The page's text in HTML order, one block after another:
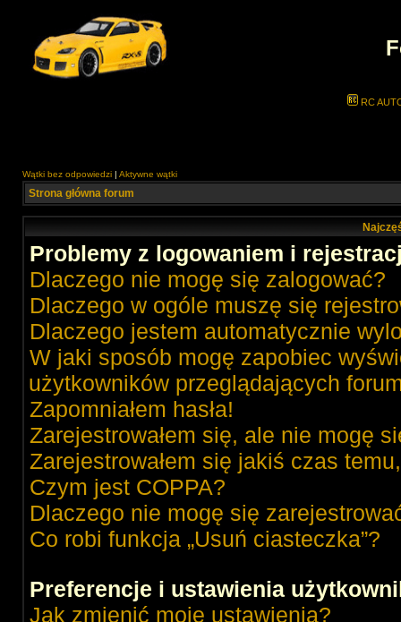
RC
Wątki bez odpowiedzi | Aktywne wątki
Strona główna forum
Problemy z logowaniem i
Dlaczego nie mogę się zalogować?
Dlaczego w ogóle muszę się
Dlaczego jestem automatycznie
W jaki sposób mogę zapobiec
użytkowników przeglądających
Zapomniałem hasła!
Zarejestrowałem się, ale nie mogę
Zarejestrowałem się jakiś czas
Czym jest COPPA?
Dlaczego nie mogę się
Co robi funkcja „Usuń ciasteczka”?
Preferencje i ustawienia
Jak zmienić moje ustawienia?